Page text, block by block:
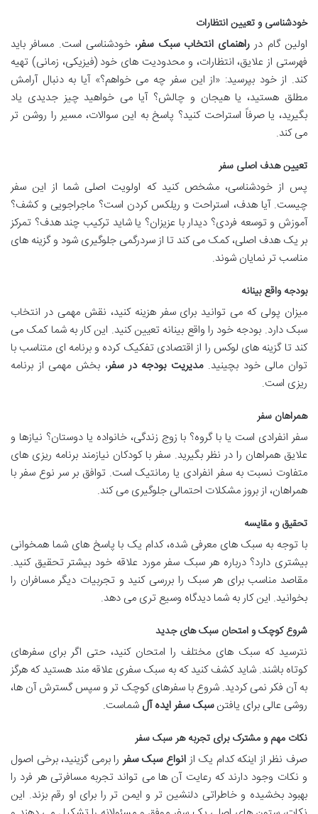
خودشناسی و تعیین انتظارات
اولین گام در راهنمای انتخاب سبک سفر، خودشناسی است. مسافر باید
فهرستی از علایق، انتظارات، و محدودیت های خود (فیزیکی، زمانی) تهیه
کند. از خود بپرسید: «از این سفر چه می خواهم؟» آیا به دنبال آرامش
مطلق هستید، یا هیجان و چالش؟ آیا می خواهید چیز جدیدی یاد
بگیرید، یا صرفاً استراحت کنید؟ پاسخ به این سوالات، مسیر را روشن تر
می کند.
تعیین هدف اصلی سفر
پس از خودشناسی، مشخص کنید که اولویت اصلی شما از این سفر
چیست. آیا هدف، استراحت و ریلکس کردن است؟ ماجراجویی و کشف؟
آموزش و توسعه فردی؟ دیدار با عزیزان؟ یا شاید ترکیب چند هدف؟ تمرکز
بر یک هدف اصلی، کمک می کند تا از سردرگمی جلوگیری شود و گزینه های
مناسب تر نمایان شوند.
بودجه واقع بینانه
میزان پولی که می توانید برای سفر هزینه کنید، نقش مهمی در انتخاب
سبک دارد. بودجه خود را واقع بینانه تعیین کنید. این کار به شما کمک می
کند تا گزینه های لوکس را از اقتصادی تفکیک کرده و برنامه ای متناسب با
توان مالی خود بچینید.مدیریت بودجه در سفر، بخش مهمی از برنامه
ریزی است.
همراهان سفر
سفر انفرادی است یا با گروه؟ با زوج زندگی، خانواده یا دوستان؟ نیازها و
علایق همراهان را در نظر بگیرید. سفر با کودکان نیازمند برنامه ریزی های
متفاوت نسبت به سفر انفرادی یا رمانتیک است. توافق بر سر نوع سفر با
همراهان، از بروز مشکلات احتمالی جلوگیری می کند.
تحقیق و مقایسه
با توجه به سبک های معرفی شده، کدام یک با پاسخ های شما همخوانی
بیشتری دارد؟ درباره هر سبک سفر مورد علاقه خود بیشتر تحقیق کنید.
مقاصد مناسب برای هر سبک را بررسی کنید و تجربیات دیگر مسافران را
بخوانید. این کار به شما دیدگاه وسیع تری می دهد.
شروع کوچک و امتحان سبک های جدید
نترسید که سبک های مختلف را امتحان کنید، حتی اگر برای سفرهای
کوتاه باشند. شاید کشف کنید که به سبک سفری علاقه مند هستید که هرگز
به آن فکر نمی کردید. شروع با سفرهای کوچک تر و سپس گسترش آن ها،
روشی عالی برای یافتنسبک سفر ایده آل شماست.
نکات مهم و مشترک برای تجربه هر سبک سفر
صرف نظر از اینکه کدام یک از انواع سبک سفر را برمی گزینید، برخی اصول
و نکات وجود دارند که رعایت آن ها می تواند تجربه مسافرتی هر فرد را
بهبود بخشیده و خاطراتی دلنشین تر و ایمن تر را برای او رقم بزند. این